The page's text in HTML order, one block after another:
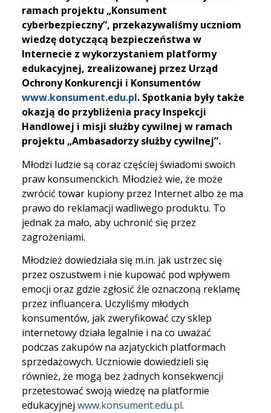
ramach projektu „Konsument
cyberbezpieczny”, przekazywaliśmy uczniom
wiedzę dotyczącą bezpieczeństwa w
Internecie z wykorzystaniem platformy
edukacyjnej, zrealizowanej przez Urząd
Ochrony Konkurencji i Konsumentów
www.konsument.edu.pl. Spotkania były także
okazją do przybliżenia pracyInspekcji
Handlowej i misji służby cywilnej w ramach
projektu „Ambasadorzy służby cywilnej”.
Młodzi ludzie są coraz częściej świadomi swoich
praw konsumenckich. Młodzież wie, że może
zwrócić towar kupiony przez Internet albo że ma
prawo do reklamacji wadliwego produktu. To
jednak za mało, aby uchronić się przez
zagrożeniami.
Młodzież dowiedziała się m.in. jak ustrzec się
przez oszustwem i nie kupować pod wpływem
emocji oraz gdzie zgłosić źle oznaczoną reklamę
przez influancera. Uczyliśmy młodych
konsumentów, jak zweryfikować czy sklep
internetowy działa legalnie i na co uważać
podczas zakupów na azjatyckich platformach
sprzedażowych. Uczniowie dowiedzieli się
również, że mogą bez żadnych konsekwencji
przetestować swoją wiedzę na platformie
edukacyjnej www.konsument.edu.pl.